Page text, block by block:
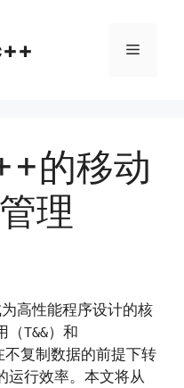
菜
的移动
理
高性能程序设计的核
（T&&）和
不复制数据的前提下转
运行效率。本文将从